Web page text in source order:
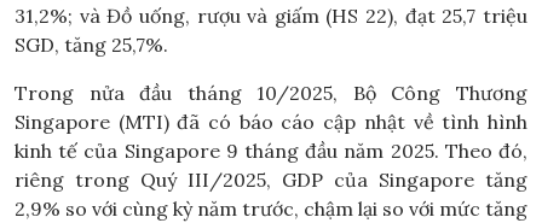
31,2%; và Đồ uống, rượu và giấm (HS 22), đạt 25,7 triệu
SGD, tăng 25,7%.
Trong nửa đầu tháng 10/2025, Bộ Công Thương
Singapore (MTI) đã có báo cáo cập nhật về tình hình
kinh tế của Singapore 9 tháng đầu năm 2025. Theo đó,
riêng trong Quý III/2025, GDP của Singapore tăng
2,9% so với cùng kỳ năm trước, chậm lại so với mức tăng